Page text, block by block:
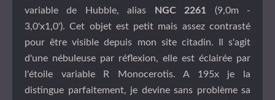
variable de Hubble, alias
NGC 2261 (9,0m -
3,0'x1,0'). Cet objet est petit mais assez contrasté
pour être visible depuis mon site citadin. Il s'agit
d'une nébuleuse par réflexion, elle est éclairée par
l'étoile variable R Monocerotis. A 195x je la
distingue parfaitement, je devine sans problème sa